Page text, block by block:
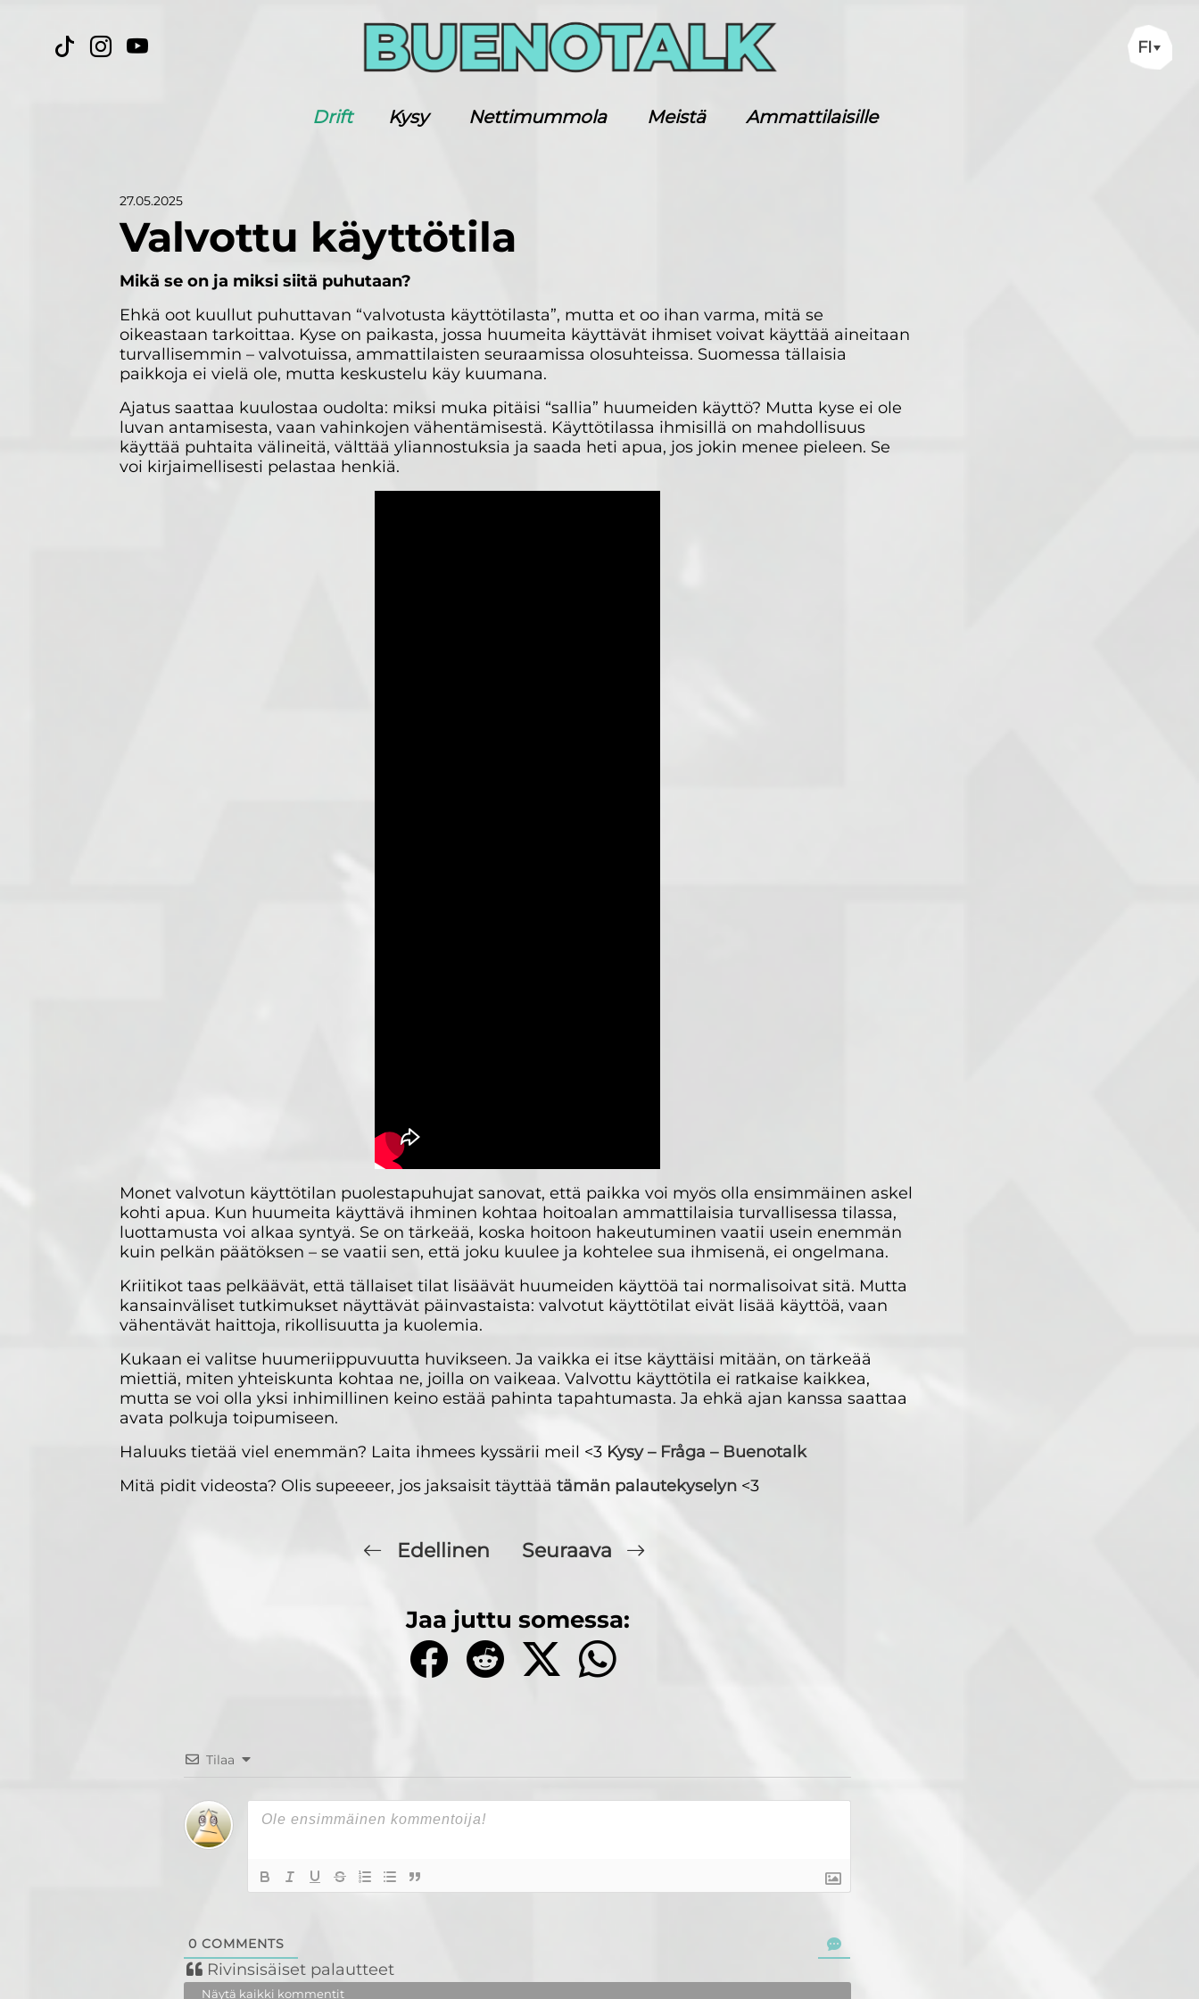
FI
Drift Kysy Nettimummola Meistä Ammattilaisille
27.05.2025
Valvottu käyttötila
Mikä se on ja miksi siitä puhutaan?
Ehkä oot kuullut puhuttavan “valvotusta käyttötilasta”, mutta et oo ihan varma, mitä se
oikeastaan tarkoittaa. Kyse on paikasta, jossa huumeita käyttävät ihmiset voivat käyttää aineitaan
turvallisemmin – valvotuissa, ammattilaisten seuraamissa olosuhteissa. Suomessa tällaisia
paikkoja ei vielä ole, mutta keskustelu käy kuumana.
Ajatus saattaa kuulostaa oudolta: miksi muka pitäisi “sallia” huumeiden käyttö? Mutta kyse ei ole
luvan antamisesta, vaan vahinkojen vähentämisestä. Käyttötilassa ihmisillä on mahdollisuus
käyttää puhtaita välineitä, välttää yliannostuksia ja saada heti apua, jos jokin menee pieleen. Se
voi kirjaimellisesti pelastaa henkiä.
Monet valvotun käyttötilan puolestapuhujat sanovat, että paikka voi myös olla ensimmäinen askel
kohti apua. Kun huumeita käyttävä ihminen kohtaa hoitoalan ammattilaisia turvallisessa tilassa,
luottamusta voi alkaa syntyä. Se on tärkeää, koska hoitoon hakeutuminen vaatii usein enemmän
kuin pelkän päätöksen – se vaatii sen, että joku kuulee ja kohtelee sua ihmisenä, ei ongelmana.
Kriitikot taas pelkäävät, että tällaiset tilat lisäävät huumeiden käyttöä tai normalisoivat sitä. Mutta
kansainväliset tutkimukset näyttävät päinvastaista: valvotut käyttötilat eivät lisää käyttöä, vaan
vähentävät haittoja, rikollisuutta ja kuolemia.
Kukaan ei valitse huumeriippuvuutta huvikseen. Ja vaikka ei itse käyttäisi mitään, on tärkeää
miettiä, miten yhteiskunta kohtaa ne, joilla on vaikeaa. Valvottu käyttötila ei ratkaise kaikkea,
mutta se voi olla yksi inhimillinen keino estää pahinta tapahtumasta. Ja ehkä ajan kanssa saattaa
avata polkuja toipumiseen.
Haluuks tietää viel enemmän? Laita ihmees kyssärii meil <3 Kysy – Fråga – Buenotalk
Mitä pidit videosta? Olis supeeeer, jos jaksaisit täyttää tämän palautekyselyn <3
Edellinen Seuraava
Jaa juttu somessa:
Tilaa
0 COMMENTS
Rivinsisäiset palautteet
Näytä kaikki kommentit